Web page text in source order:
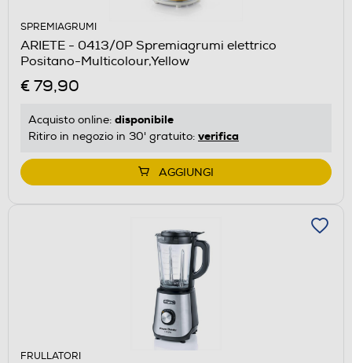
SPREMIAGRUMI
ARIETE - 0413/0P Spremiagrumi elettrico
Positano-Multicolour,Yellow
€ 79,90
Acquisto online: disponibile
Ritiro in negozio in 30' gratuito: verifica
AGGIUNGI
FRULLATORI